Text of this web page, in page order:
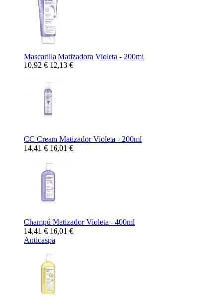
Mascarilla Matizadora Violeta - 200ml
10,92 € 12,13 €
CC Cream Matizador Violeta - 200ml
14,41 € 16,01 €
Champú Matizador Violeta - 400ml
14,41 € 16,01 €
Anticaspa